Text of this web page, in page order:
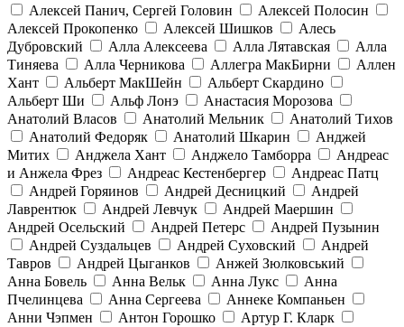
Алексей Панич, Сергей Головин
Алексей Полосин
Алексей Прокопенко
Алексей Шишков
Алесь
Дубровский
Алла Алексеева Алла Лятавская
Алла
Тиняева
Алла Черникова Аллегра МакБирни
Аллен
Хант
Альберт МакШейн
Альберт Скардино
Альберт Ши
Альф Лонэ
Анастасия Морозова
Анатолий Власов
Анатолий Мельник
Анатолий Тихов
Анатолий Федоряк
Анатолий Шкарин
Анджей
Митих
Анджела Хант Анджело Тамборра
Андреас
и Анжела Фрез
Андреас Кестенбергер
Андреас Патц
Андрей Горяинов
Андрей Десницкий
Андрей
Лаврентюк
Андрей Левчук
Андрей Маершин
Андрей Осельский
Андрей Петерс
Андрей Пузынин
Андрей Суздальцев
Андрей Суховский
Андрей
Тавров
Андрей Цыганков
Анжей Зюлковський
Анна Бовель
Анна Вельк Анна Лукс
Анна
Пчелинцева
Анна Сергеева
Аннеке Компаньен
Анни Чэпмен
Антон Горошко
Артур Г. Кларк